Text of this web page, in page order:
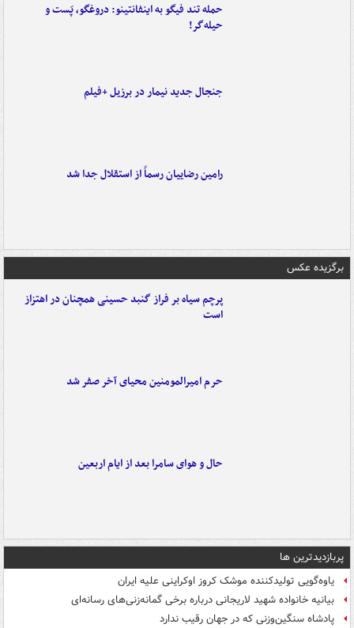
حمله تند فیگو به اینفانتینو: دروغگو، پَست‌ و
حیله‌گر!
جنجال جدید نیمار در برزیل +فیلم
رامین رضاییان رسماً از استقلال جدا شد
برگزیده عکس
پرچم سیاه بر فراز گنبد حسینی همچنان در اهتزاز
است
حرم امیرالمومنین محیای آخر صفر شد
حال و هوای سامرا بعد از ایام اربعین
پربازدیدترین ها
یاوه‌گویی تولیدکننده موشک کروز اوکراینی علیه ایران
بیانیه خانواده شهید لاریجانی درباره برخی گمانه‌زنی‌های رسانه‌ای
پادشاه سنگین‌وزنی که در جهان رقیب ندارد